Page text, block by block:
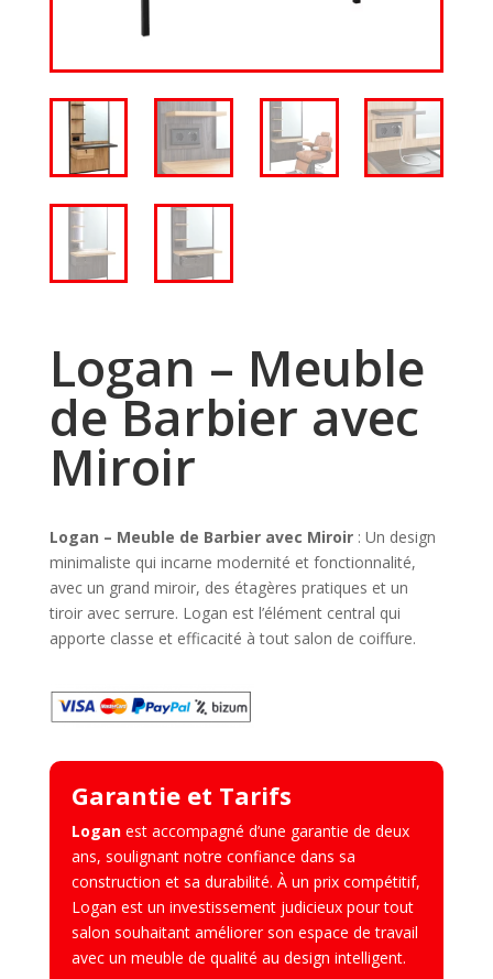
Logan – Meuble
de Barbier avec
Miroir
Logan – Meuble de Barbier avec Miroir: Un design
minimaliste qui incarne modernité et fonctionnalité,
avec un grand miroir, des étagères pratiques et un
tiroir avec serrure. Logan est l’élément central qui
apporte classe et efficacité à tout salon de coiffure.
Garantie et Tarifs
Loganest accompagné d’une garantie de deux
ans, soulignant notre confiance dans sa
construction et sa durabilité. À un prix compétitif,
Logan est un investissement judicieux pour tout
salon souhaitant améliorer son espace de travail
avec un meuble de qualité au design intelligent.